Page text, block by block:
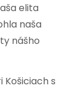
elita
naša
nášho
s